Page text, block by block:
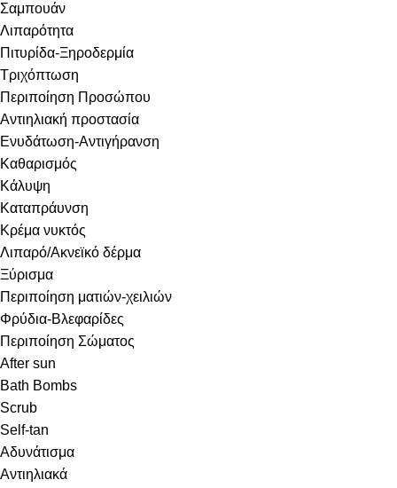
Σαμπουάν
Λιπαρότητα
Πιτυρίδα-Ξηροδερμία
Τριχόπτωση
Περιποίηση Προσώπου
Αντιηλιακή προστασία
Ενυδάτωση-Αντιγήρανση
Καθαρισμός
Κάλυψη
Καταπράυνση
Κρέμα νυκτός
Λιπαρό/Ακνεϊκό δέρμα
Ξύρισμα
Περιποίηση ματιών-χειλιών
Φρύδια-Βλεφαρίδες
Περιποίηση Σώματος
After sun
Bath Bombs
Scrub
Self-tan
Αδυνάτισμα
Αντιηλιακά